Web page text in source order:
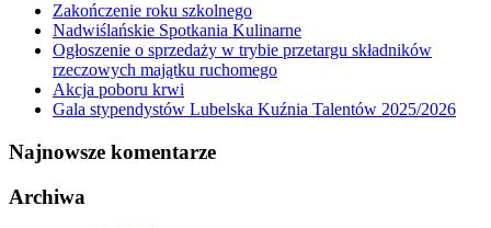
Zakończenie roku szkolnego
Nadwiślańskie Spotkania Kulinarne
Ogłoszenie o sprzedaży w trybie przetargu składników
rzeczowych majątku ruchomego
Akcja poboru krwi
Gala stypendystów Lubelska Kuźnia Talentów 2025/2026
Najnowsze komentarze
Archiwa